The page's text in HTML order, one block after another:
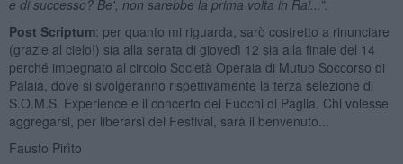
e di successo? Be', non sarebbe la prima volta in Rai...”.
Post Scriptum: per quanto mi riguarda, sarò costretto a rinunciare
(grazie al cielo!) sia alla serata di giovedì 12 sia alla finale del 14
perché impegnato al circolo Società Operaia di Mutuo Soccorso di
Palaia, dove si svolgeranno rispettivamente la terza selezione di
S.O.M.S. Experience e il concerto dei Fuochi di Paglia. Chi volesse
aggregarsi, per liberarsi del Festival, sarà il benvenuto...
Fausto Pirìto